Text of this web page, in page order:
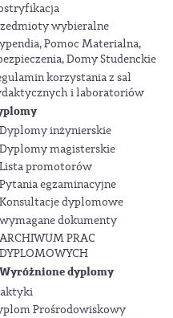
wybieralne
Pomoc Materialna,
Domy Studenckie
korzystania z sal
i laboratoriów
Dyplomy inżynierskie
Dyplomy magisterskie
Lista promotorów
Pytania egzaminacyjne
Konsultacje dyplomowe
wymagane dokumenty
ARCHIWUM PRAC
DYPLOMOWYCH
Wyróżnione dyplomy
Prośrodowiskowy